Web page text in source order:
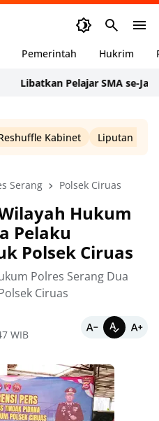
Pemerintah Hukrim
Libatkan Pelajar SMA se-Jakarta
Kabinet Liputan Haji
Serang Polsek Ciruas
Hukum
Pelaku
Polsek Ciruas
Polres Serang Dua
Ciruas
WIB